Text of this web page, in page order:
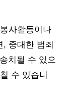
사활동이나
, 중대한 범죄
치될 수 있으
수 있습니